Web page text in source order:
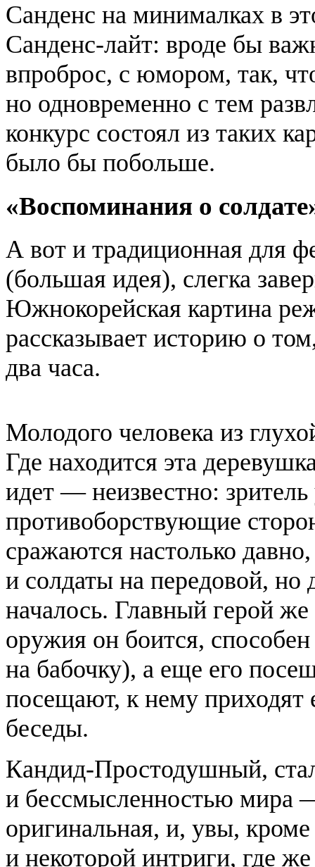
Санденс на минималках в
Санденс-лайт: вроде бы
впроброс, с юмором, так,
но одновременно с тем
конкурс состоял из таких
было бы побольше.
«Воспоминания о
А вот и традиционная для
(большая идея), слегка
Южнокорейская картина
рассказывает историю о
два часа.
Молодого человека из
Где находится эта
идет — неизвестно:
противоборствующие
сражаются настолько
и солдаты на передовой,
началось. Главный герой
оружия он боится,
на бабочку), а еще его
посещают, к нему приходят
беседы.
Кандид-Простодушный,
и бессмысленностью мира
оригинальная, и, увы,
и некоторой интриги, где